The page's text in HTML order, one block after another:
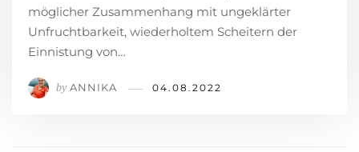
möglicher Zusammenhang mit ungeklärter
Unfruchtbarkeit, wiederholtem Scheitern der
Einnistung von…
by ANNIKA 04.08.2022